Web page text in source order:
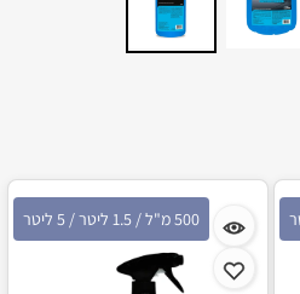
500 מ"ל / 1.5 ליטר / 5 ליטר